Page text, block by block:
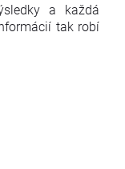
a každá
tak robí